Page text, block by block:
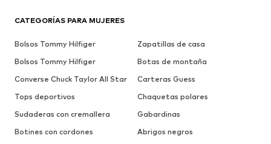
CATEGORÍAS PARA MUJERES
Bolsos Tommy Hilfiger
Zapatillas de casa
Bolsos Tommy Hilfiger
Botas de montaña
Converse Chuck Taylor All Star
Carteras Guess
Tops deportivos
Chaquetas polares
Sudaderas con cremallera
Gabardinas
Botines con cordones
Abrigos negros